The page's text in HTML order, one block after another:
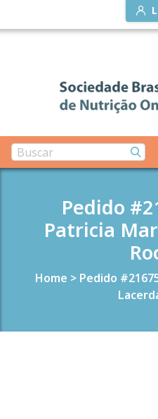
Pedido
Patricia
Home > Pedido